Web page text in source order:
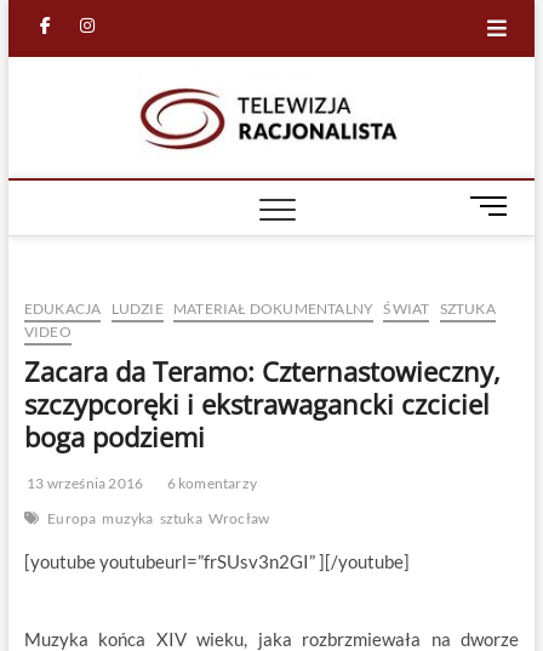
facebook
in
M
e
B
t
t
o
EDUKACJA LUDZIE MATERIAŁ DOKUMENTALNY ŚWIAT SZTUKA
VIDEO
Zacara da Teramo: Czternastowieczny,
szczypcoręki i ekstrawagancki czciciel
boga podziemi
13 września 2016
6 komentarzy
Europa muzyka sztuka Wrocław
[youtube youtubeurl=”frSUsv3n2GI” ][/youtube]
Muzyka końca XIV wieku, jaka rozbrzmiewała na dworze